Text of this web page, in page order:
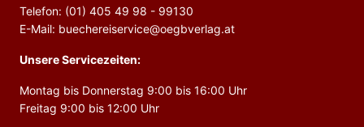
Telefon: (01) 405 49 98 - 99130
E-Mail: buechereiservice@oegbverlag.at
Unsere Servicezeiten:
Montag bis Donnerstag 9:00 bis 16:00 Uhr
Freitag 9:00 bis 12:00 Uhr